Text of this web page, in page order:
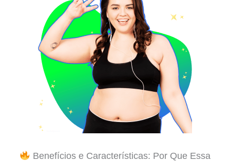
Benefícios e Características: Por Que Essa